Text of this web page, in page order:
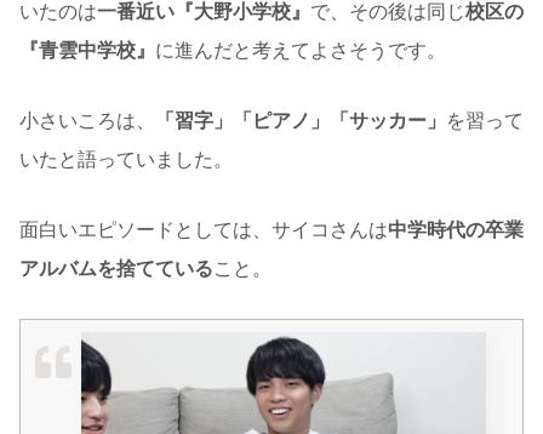
いたのは一番近い『大野小学校』 で、その後は同じ校区の
『青雲中学校』 に進んだと考えてよさそうです。
小さいころは、 「習字」「ピアノ」「サッカー」
を習って
いたと語っていました。
面白いエピソードとしては、サイコさんは中学時代の卒業
アルバムを捨てていること。